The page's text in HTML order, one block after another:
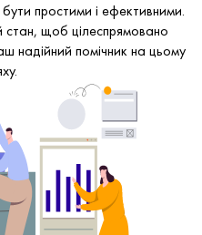
простими і ефективними.
стан, щоб цілеспрямовано
надійний помічник на цьому